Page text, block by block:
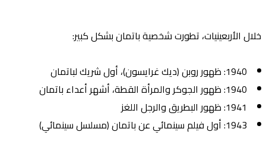
خلال الأربعينيات، تطورت شخصية باتمان بشكل كبير:
1940: ظهور روبن(ديك غرايسون)، أول شريك لباتمان
1940: ظهور الجوكر والمرأة القطة، أشهر أعداء باتمان
1941: ظهور البطريقوالرجل اللغز
1943: أول فيلم سينمائي عن باتمان (مسلسل سينمائي)